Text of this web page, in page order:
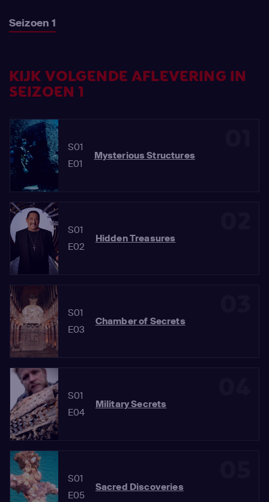
Seizoen 1
KIJK VOLGENDE AFLEVERING IN
SEIZOEN 1
S01
E01
Mysterious Structures
S01
E02
Hidden Treasures
S01
E03
Chamber of Secrets
S01
E04
Military Secrets
S01
E05
Sacred Discoveries